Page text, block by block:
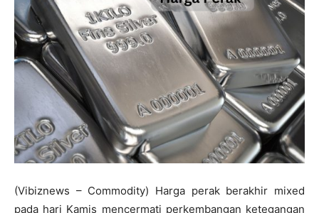
(Vibiznews – Commodity) Harga perak berakhir mixed
pada hari Kamis mencermati perkembangan ketegangan